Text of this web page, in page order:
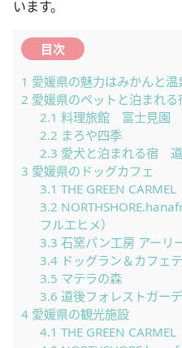
います。
目次
1 愛媛県の魅力はみかんと温
2 愛媛県のペットと泊まれる
2.1 料理旅館 富士見園
2.2 まろや四季
2.3 愛犬と泊まれる宿
3 愛媛県のドッグカフェ
3.1 THE GREEN CARMEL
3.2
フルエヒメ）
3.3 石窯パン工房 アーリ
3.4ドッグラン＆カフェ
3.5 マテラの森
3.6 道後フォレストガー
4 愛媛県の観光施設
4.1 THE GREEN CARMEL